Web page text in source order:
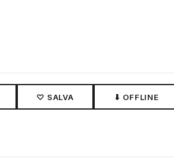
♡ SALVA ⬇ OFFLINE